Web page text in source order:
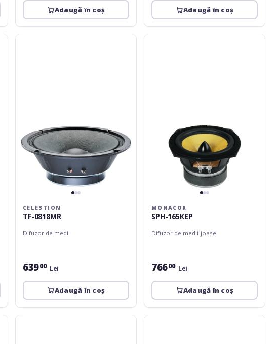
Adaugă în coș Adaugă în coș
Celestion
CELESTION
TF-0818MR
Difuzor de medii
63900 Lei
Adaugă în coș
Monacor
MONACOR
SPH-165KEP
Difuzor de medii-joase
76600 Lei
Adaugă în coș
RCF
Monacor